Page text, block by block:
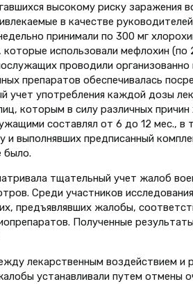
высокому риску заражения
в качестве
принимали по 300 мг
использовали мефлохин (по
проводили
препаратов обеспечивалась
учет употребления каждой дозы
которым в силу различных
составлял от 6 до 12 мес., в
выполнявших предписанный
было.
тщательный учет жалоб
Среди участников
предъявлявших жалобы,
Полученные
лекарственным воздействием и
устанавливали путем отмены